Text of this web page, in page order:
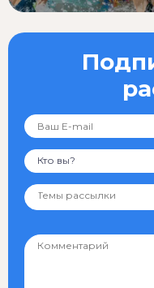
Кто вы?